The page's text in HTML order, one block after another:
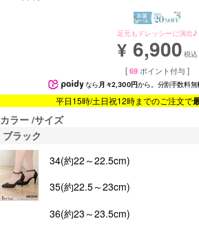
足元もドレッシーに演出♪
¥ 6,900 税込
[ 69 ポイント付与 ]
なら 月々2,300円から。分割手数料
平日15時/土日祝12時までのご注文で
カラー サイズ
ブラック
34(約22～22.5cm)
35(約22.5～23cm)
36(約23～23.5cm)